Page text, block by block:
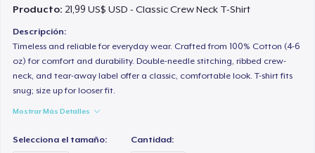
Producto: 21,99 US$ USD - Classic Crew Neck T-Shirt
Descripción:
Timeless and reliable for everyday wear. Crafted from 100% Cotton (4-6
oz) for comfort and durability. Double-needle stitching, ribbed crew-
neck, and tear-away label offer a classic, comfortable look. T-shirt fits
snug; size up for looser fit.
Mostrar Más Detalles
Selecciona el tamaño: Cantidad: